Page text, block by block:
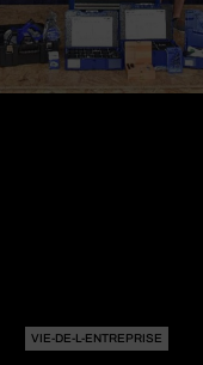
VIE-DE-L-ENTREPRISE